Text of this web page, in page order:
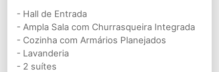
- Hall de Entrada
- Ampla Sala com Churrasqueira Integrada
- Cozinha com Armários Planejados
- Lavanderia
- 2 suítes